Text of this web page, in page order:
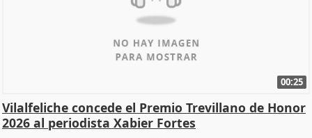
00:25
Vilalfeliche concede el Premio Trevillano de Honor
2026 al periodista Xabier Fortes